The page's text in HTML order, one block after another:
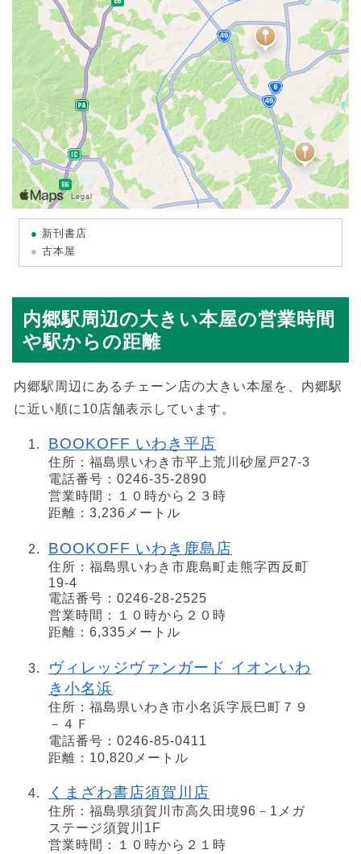
新刊書店
古本屋
内郷駅周辺の大きい本屋の営業時間
や駅からの距離
内郷駅周辺にあるチェーン店の大きい本屋を、内郷駅
に近い順に10店舗表示しています。
BOOKOFF いわき平店
住所：福島県いわき市平上荒川砂屋戸27-3
電話番号：0246-35-2890
営業時間：１０時から２３時
距離：3,236メートル
BOOKOFF いわき鹿島店
住所：福島県いわき市鹿島町走熊字西反町
19-4
電話番号：0246-28-2525
営業時間：１０時から２０時
距離：6,335メートル
ヴィレッジヴァンガード イオンいわ
き小名浜
住所：福島県いわき市小名浜字辰巳町７９
－４Ｆ
電話番号：0246-85-0411
距離：10,820メートル
くまざわ書店須賀川店
住所：福島県須賀川市高久田境96－1メガ
ステージ須賀川1F
営業時間：１０時から２１時